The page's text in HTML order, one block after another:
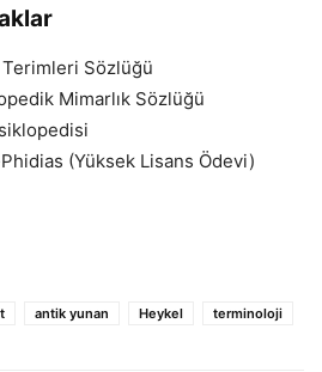
Sözlüğü
Mimarlık Sözlüğü
(Yüksek Lisans Ödevi)
antik yunan Heykel terminoloji